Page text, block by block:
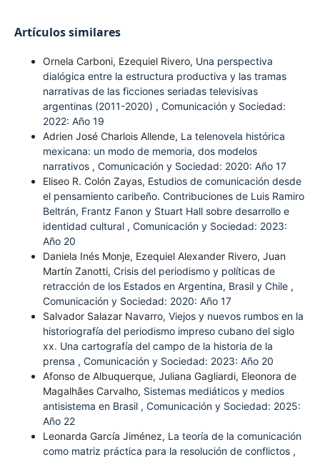
Artículos similares
Ornela Carboni, Ezequiel Rivero, Una perspectiva
dialógica entre la estructura productiva y las tramas
narrativas de las ficciones seriadas televisivas
argentinas (2011-2020) , Comunicación y Sociedad:
2022: Año 19
Adrien José Charlois Allende, La telenovela histórica
mexicana: un modo de memoria, dos modelos
narrativos , Comunicación y Sociedad: 2020: Año 17
Eliseo R. Colón Zayas, Estudios de comunicación desde
el pensamiento caribeño. Contribuciones de Luis Ramiro
Beltrán, Frantz Fanon y Stuart Hall sobre desarrollo e
identidad cultural , Comunicación y Sociedad: 2023:
Año 20
Daniela Inés Monje, Ezequiel Alexander Rivero, Juan
Martín Zanotti, Crisis del periodismo y políticas de
retracción de los Estados en Argentina, Brasil y Chile ,
Comunicación y Sociedad: 2020: Año 17
Salvador Salazar Navarro, Viejos y nuevos rumbos en la
historiografía del periodismo impreso cubano del siglo
xx. Una cartografía del campo de la historia de la
prensa , Comunicación y Sociedad: 2023: Año 20
Afonso de Albuquerque, Juliana Gagliardi, Eleonora de
Magalhães Carvalho, Sistemas mediáticos y medios
antisistema en Brasil , Comunicación y Sociedad: 2025:
Año 22
Leonarda García Jiménez, La teoría de la comunicación
como matriz práctica para la resolución de conflictos ,